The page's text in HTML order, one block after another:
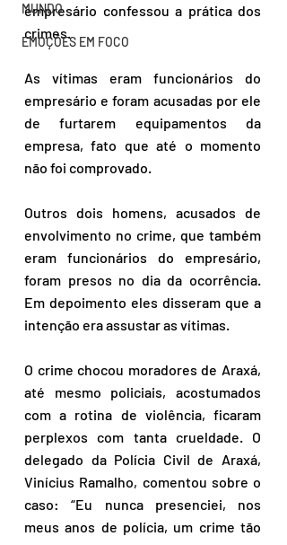
MUNDO
EMOÇÕES EM FOCO
empresário confessou a prática dos
crimes.
As vítimas eram funcionários do
empresário e foram acusadas por ele
de furtarem equipamentos da
empresa, fato que até o momento
não foi comprovado.
Outros dois homens, acusados de
envolvimento no crime, que também
eram funcionários do empresário,
foram presos no dia da ocorrência.
Em depoimento eles disseram que a
intenção era assustar as vítimas.
O crime chocou moradores de Araxá,
até mesmo policiais, acostumados
com a rotina de violência, ficaram
perplexos com tanta crueldade. O
delegado da Polícia Civil de Araxá,
Vinícius Ramalho, comentou sobre o
caso: “Eu nunca presenciei, nos
meus anos de polícia, um crime tão